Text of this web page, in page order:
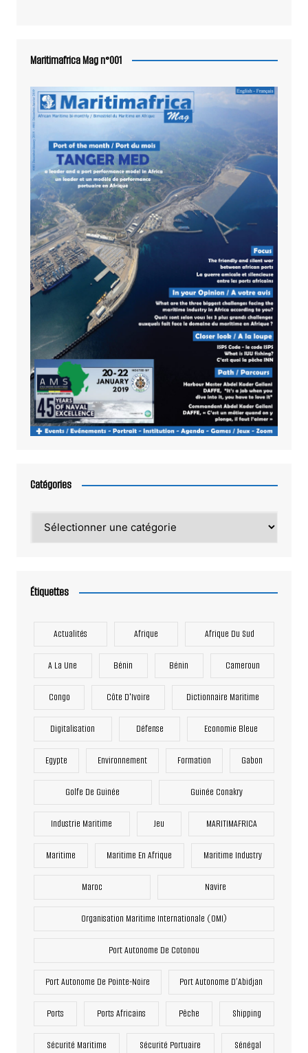
Maritimafrica Mag n°001
Catégories
Étiquettes
Actualités Afrique Afrique Du Sud
A La Une Bénin Bénin Cameroun
Congo Côte D'Ivoire Dictionnaire Maritime
Digitalisation Défense Economie Bleue
Egypte Environnement Formation Gabon
Golfe De Guinée Guinée Conakry
Industrie Maritime Jeu MARITIMAFRICA
Maritime Maritime En Afrique Maritime Industry
Maroc Navire
Organisation Maritime Internationale (OMI)
Port Autonome De Cotonou
Port Autonome De Pointe-Noire Port Autonome D’Abidjan
Ports Ports Africains Pêche Shipping
Sécurité Maritime Sécurité Portuaire Sénégal